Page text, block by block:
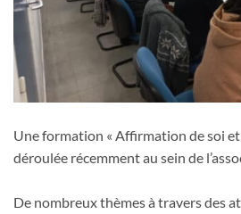
Une formation « Affirmation de soi et
déroulée récemment au sein de
De nombreux thèmes à travers des